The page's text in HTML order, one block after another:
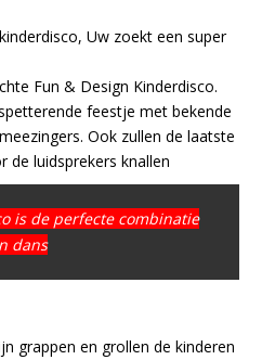
Uw zoekt een super
Fun & Design Kinderdisco.
feestje met bekende
Ook zullen de laatste
de luidsprekers knallen
is de perfecte combinatie
dans
grappen en grollen de kinderen